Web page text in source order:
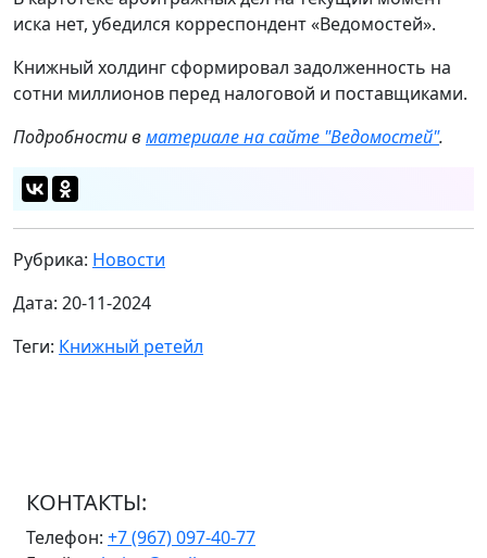
иска нет, убедился корреспондент «Ведомостей».
Книжный холдинг сформировал задолженность на
сотни миллионов перед налоговой и поставщиками.
Подробности вматериале на сайте "Ведомостей".
Рубрика: Новости
Дата: 20-11-2024
Теги: Книжный ретейл
КОНТАКТЫ:
Телефон: +7 (967) 097-40-77